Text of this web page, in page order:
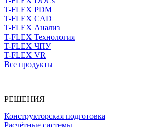
T-FLEX PDM
T-FLEX CAD
T-FLEX Анализ
T-FLEX Технология
T-FLEX ЧПУ
T-FLEX VR
Все продукты
РЕШЕНИЯ
Конструкторская подготовка
Расчётные системы